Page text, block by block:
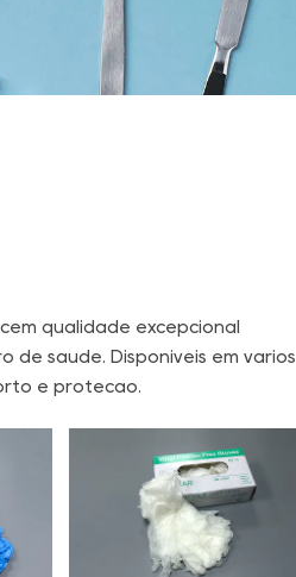
qualidade excepcional
de saúde. Disponíveis em vários
e proteção.